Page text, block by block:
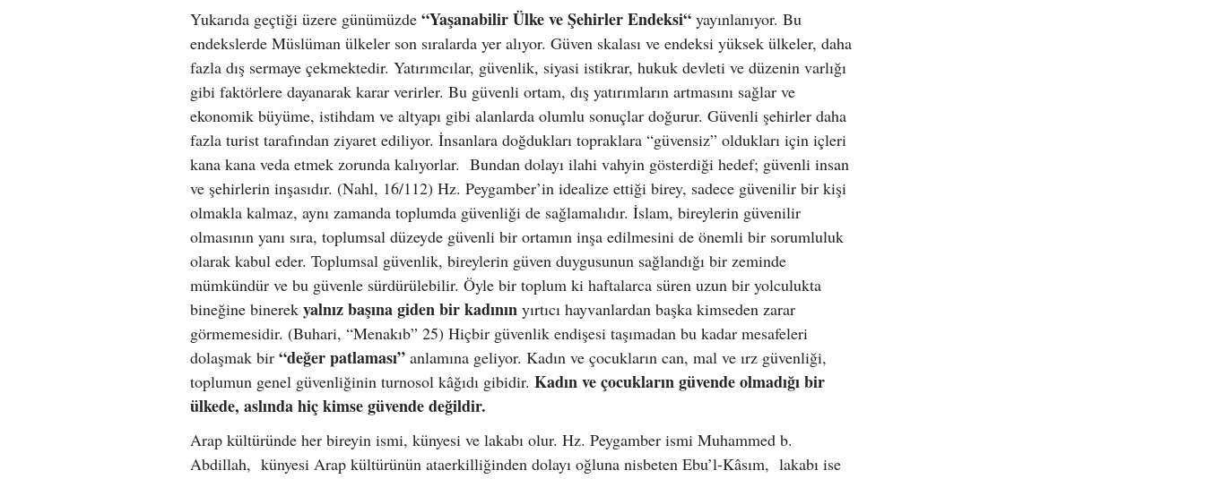
Yukarıda geçtiği üzere günümüzde “Yaşanabilir Ülke ve Şehirler Endeksi“ yayınlanıyor. Bu
endekslerde Müslüman ülkeler son sıralarda yer alıyor. Güven skalası ve endeksi yüksek ülkeler, daha
fazla dış sermaye çekmektedir. Yatırımcılar, güvenlik, siyasi istikrar, hukuk devleti ve düzenin varlığı
gibi faktörlere dayanarak karar verirler. Bu güvenli ortam, dış yatırımların artmasını sağlar ve
ekonomik büyüme, istihdam ve altyapı gibi alanlarda olumlu sonuçlar doğurur. Güvenli şehirler daha
fazla turist tarafından ziyaret ediliyor. İnsanlara doğdukları topraklara “güvensiz” oldukları için içleri
kana kana veda etmek zorunda kalıyorlar. Bundan dolayı ilahi vahyin gösterdiği hedef; güvenli insan
ve şehirlerin inşasıdır. (Nahl, 16/112) Hz. Peygamber’in idealize ettiği birey, sadece güvenilir bir kişi
olmakla kalmaz, aynı zamanda toplumda güvenliği de sağlamalıdır. İslam, bireylerin güvenilir
olmasının yanı sıra, toplumsal düzeyde güvenli bir ortamın inşa edilmesini de önemli bir sorumluluk
olarak kabul eder. Toplumsal güvenlik, bireylerin güven duygusunun sağlandığı bir zeminde
mümkündür ve bu güvenle sürdürülebilir. Öyle bir toplum ki haftalarca süren uzun bir yolculukta
bineğine binerek yalnız başına giden bir kadının yırtıcı hayvanlardan başka kimseden zarar
görmemesidir. (Buhari, “Menakıb” 25) Hiçbir güvenlik endişesi taşımadan bu kadar mesafeleri
dolaşmak bir “değer patlaması” anlamına geliyor. Kadın ve çocukların can, mal ve ırz güvenliği,
toplumun genel güvenliğinin turnosol kâğıdı gibidir. Kadın ve çocukların güvende olmadığı bir
ülkede, aslında hiç kimse güvende değildir.
Arap kültüründe her bireyin ismi, künyesi ve lakabı olur. Hz. Peygamber ismi Muhammed b.
Abdillah, künyesi Arap kültürünün ataerkilliğinden dolayı oğluna nisbeten Ebu’l-Kâsım, lakabı ise